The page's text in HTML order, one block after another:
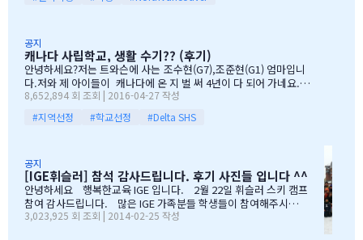
를 진행하면서 시간이 정말 빨리 가는구나 생각이 듭니다. 맨처음…
왔기에 고민은 더욱 컸습니다. 가족이 떨어져 지내는 시간을 나이 드
遷之敎, 맹자의 어머니가 자식을 위해 세 번 이사했다는 뜻)는 못할
망정, 조금이라도 기회가 있을 때 망설이지 말라"는 말로 오히려 제
등을 떠미셨습니다. 경제적인 여건이 딱히 좋은 것도 아니었습니다.
유학비용도 평소 한국에서 들어가던 교육비에 생활비가 조금 더 들어
가는 수준으로 잡았습니다. 자린고비 정신으로 단단히 무장을 했지
요. 어찌보면 단순무식하게 "영어도 배우고 아이들이 살아…
공지
캐나다 사립학교, 생활 수기?? (후기)
안녕하세요?저는 트와슨에 사는 조수현(G7),조준현(G1) 엄마입니
다.저와 제 아이들이 캐나다에 온 지 벌 써 4년이 다 되어 가네요.이
렇게 오래 있게 된 이유는 단 하나 너무 좋아서 입니다.철새도래지 바
다도 가까이 있고 조용하고 제 아이들이 다니는 학교도 너무 좋습니
다.백인 비율도 높고요.ㅎㅎ제가 가장 만족도가 높았던 높게 생각 하
정말 대단합니다.발론티어로 돌아가는 것도 대단하고요. 큰아이가
처음 왔을 떼 G4 영어도 잘 못하고 힘들어 할 때 워낙 엉뚱한 놈이라
엉뚱한 짓을 할 때도 선생님께서 괜찮다고남자아이들은 그렇게 크는
거라고 말씀해주시고아이의 작은 장단점도 다 알고 계시고 장점도
크게 칭찬해주시고학년 마지막 주에는 저를 앉혀놓고 방학 캠프 리
8,652,894 회 조회 | 2016-04-27 작성
#지역선정
#학교선정 #Delta SHS
공지
[IGE휘슬러] 참석 감사드립니다. 후기 사진들 입니다 ^^
안녕하세요 행복한교육 IGE 입니다. 2월 22일 휘슬러 스키 캠프
참여 감사드립니다. 많은 IGE 가족분들 학생들이 참여해주시고,
빛내주셔서 감사드립니다. 안타깝게도 화창한 날씨여야하는데,
3,023,925 회 조회 | 2014-02-25 작성